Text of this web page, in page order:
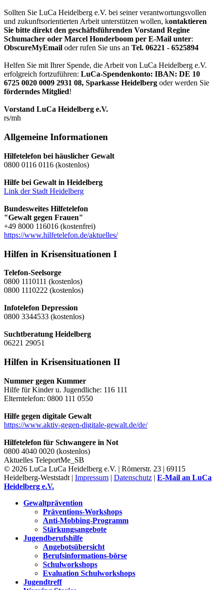
Sollten Sie LuCa Heidelberg e.V. bei seiner verantwortungsvollen
und zukunftsorientierten Arbeit unterstützen wollen, kontaktieren
Sie bitte direkt den geschäftsführenden Vorstand Regine
Schumacher oder Marcel Honderboom per E-Mail unter:
ObscureMyEmail oder rufen Sie uns an Tel. 06221 - 6525894
Helfen Sie mit Ihrer Spende, die Arbeit von LuCa Heidelberg e.V.
erfolgreich fortzuführen: LuCa-Spendenkonto: IBAN: DE 10
6725 0020 0009 2931 08, Sparkasse Heidelberg oder werden Sie
förderndes Mitglied!
Vorstand LuCa Heidelberg e.V.
rs/mh
Allgemeine Informationen
Hilfetelefon bei häuslicher Gewalt
0800 0116 0116 (kostenlos)
Hilfe bei Gewalt in Heidelberg
Link der Stadt Heidelberg
Bundesweites Hilfetelefon
"Gewalt gegen Frauen"
+49 8000 116016 (kostenfrei)
https://www.hilfetelefon.de/aktuelles/
Hilfen in Krisensituationen I
Telefon-Seelsorge
0800 1110111 (kostenlos)
0800 1110222 (kostenlos)
Infotelefon Depression
0800 3344533 (kostenlos)
Suchtberatung Heidelberg
06221 29051
Hilfen in Krisensituationen II
Nummer gegen Kummer
Hilfe für Kinder u. Jugendliche: 116 111
Elterntelefon: 0800 111 0550
Hilfe gegen digitale Gewalt
https://www.aktiv-gegen-digitale-gewalt.de/de/
Hilfetelefon für Schwangere in Not
0800 4040 0020 (kostenlos)
Aktuelles TeleportMe_SB
© 2026 LuCa LuCa Heidelberg e.V. | Römerstr. 23 | 69115
Heidelberg-Weststadt | Impressum | Datenschutz | E-Mail an LuCa
Heidelberg e.V.
Gewaltprävention
Präventions-Workshops
Anti-Mobbing-Programm
Stärkungsangebote
Jugendberufshilfe
Angebotsübersicht
Berufsinformations-börse
Schulworkshops
Evaluation Schulworkshops
Jugendtreff